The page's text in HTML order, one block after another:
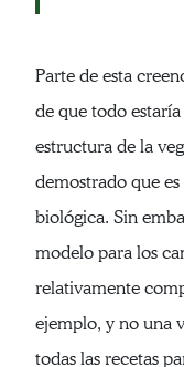
Parte de esta
de que todo
estructura de la
demostrado que
biológica. Sin
modelo para los
relativamente
ejemplo, y no una
todas las recetas